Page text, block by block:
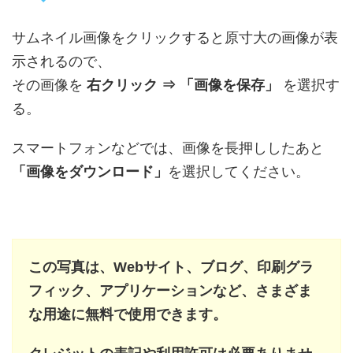
サムネイル画像をクリックすると原寸大の画像が表
示されるので、
その画像を 右クリック ⇒ 「画像を保存」
を選択す
る。
スマートフォンなどでは、画像を長押ししたあと
「画像をダウンロード」 を選択してください。
この写真は、Webサイト、ブログ、印刷グラ
フィック、アプリケーションなど、さまざま
な用途に無料で使用できます。